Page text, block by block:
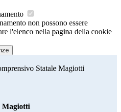
non possono essere
l'elenco nella pagina della cookie
Statale Magiotti
Magiotti